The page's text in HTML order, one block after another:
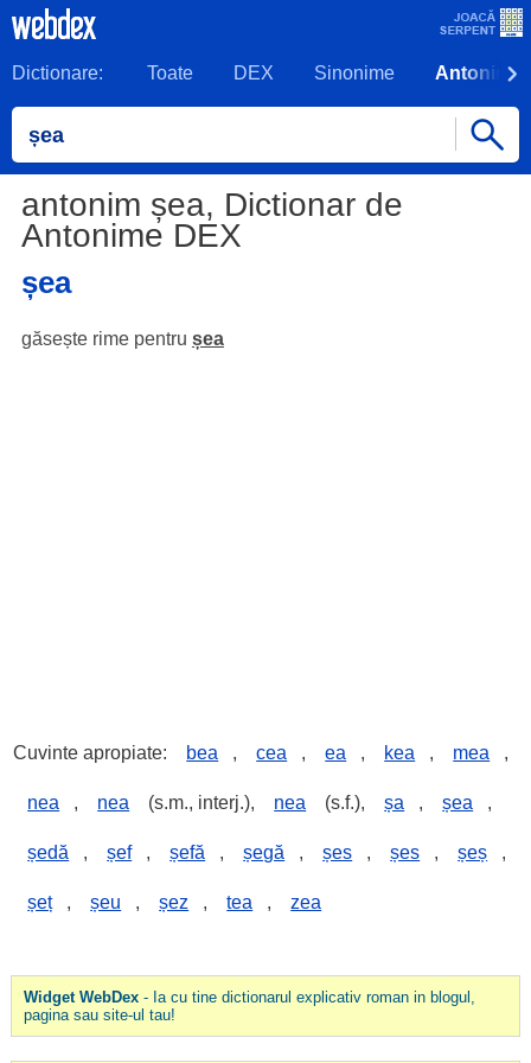
Dictionare: Toate DEX Sinonime Antonime
antonim șea, Dictionar de
Antonime DEX
șea
găsește rime pentru șea
Cuvinte apropiate: bea , cea , ea , kea , mea ,
nea , nea (s.m., interj.), nea (s.f.), șa , șea ,
ședă , șef , șefă , șegă , șes , șes , șeș ,
șeț , șeu , șez , tea , zea
Widget WebDex- Ia cu tine dictionarul explicativ roman in blogul,
pagina sau site-ul tau!